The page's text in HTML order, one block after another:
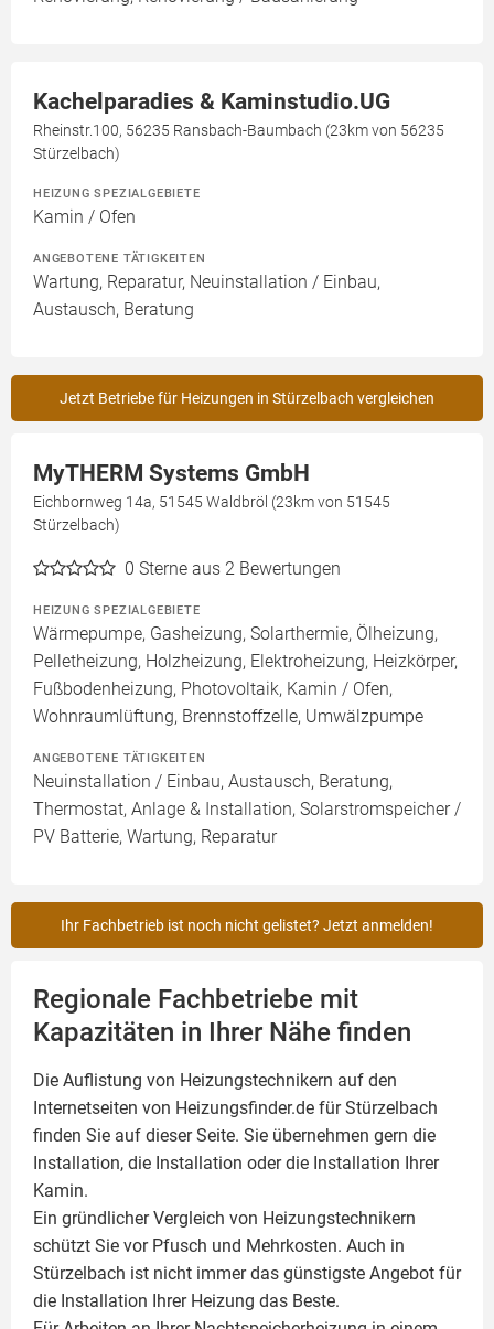
Kachelparadies & Kaminstudio.UG
Rheinstr.100, 56235 Ransbach-Baumbach (23km von 56235
Stürzelbach)
HEIZUNG SPEZIALGEBIETE
Kamin / Ofen
ANGEBOTENE TÄTIGKEITEN
Wartung, Reparatur, Neuinstallation / Einbau,
Austausch, Beratung
Jetzt Betriebe für Heizungen in Stürzelbach vergleichen
MyTHERM Systems GmbH
Eichbornweg 14a, 51545 Waldbröl (23km von 51545
Stürzelbach)
0 Sterne aus 2 Bewertungen
HEIZUNG SPEZIALGEBIETE
Wärmepumpe, Gasheizung, Solarthermie, Ölheizung,
Pelletheizung, Holzheizung, Elektroheizung, Heizkörper,
Fußbodenheizung, Photovoltaik, Kamin / Ofen,
Wohnraumlüftung, Brennstoffzelle, Umwälzpumpe
ANGEBOTENE TÄTIGKEITEN
Neuinstallation / Einbau, Austausch, Beratung,
Thermostat, Anlage & Installation, Solarstromspeicher /
PV Batterie, Wartung, Reparatur
Ihr Fachbetrieb ist noch nicht gelistet? Jetzt anmelden!
Regionale Fachbetriebe mit
Kapazitäten in Ihrer Nähe finden
Die Auflistung von Heizungstechnikern auf den
Internetseiten von Heizungsfinder.de für Stürzelbach
finden Sie auf dieser Seite. Sie übernehmen gern die
Installation, die Installation oder die Installation Ihrer
Kamin.
Ein gründlicher Vergleich von Heizungstechnikern
schützt Sie vor Pfusch und Mehrkosten. Auch in
Stürzelbach ist nicht immer das günstigste Angebot für
die Installation Ihrer Heizung das Beste.